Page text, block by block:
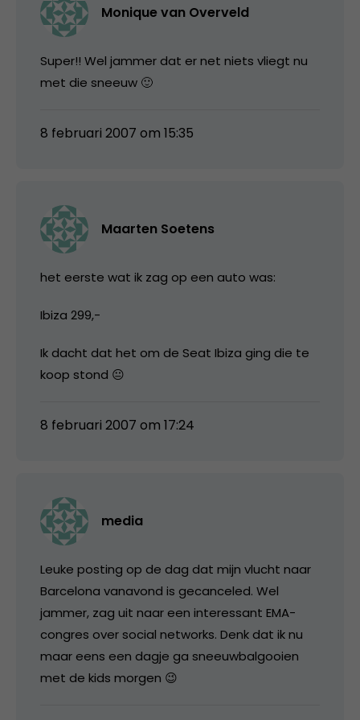
Monique van Overveld
Super!! Wel jammer dat er net niets vliegt nu
met die sneeuw 🙂
8 februari 2007 om 15:35
Maarten Soetens
het eerste wat ik zag op een auto was:
Ibiza 299,-
Ik dacht dat het om de Seat Ibiza ging die te
koop stond 😐
8 februari 2007 om 17:24
media
Leuke posting op de dag dat mijn vlucht naar
Barcelona vanavond is gecanceled. Wel
jammer, zag uit naar een interessant EMA-
congres over social networks. Denk dat ik nu
maar eens een dagje ga sneeuwbalgooien
met de kids morgen 😉